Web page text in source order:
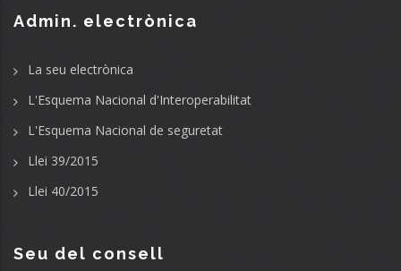
Admin. electrònica
La seu electrònica
L'Esquema Nacional d'Interoperabilitat
L'Esquema Nacional de seguretat
Llei 39/2015
Llei 40/2015
Seu del consell